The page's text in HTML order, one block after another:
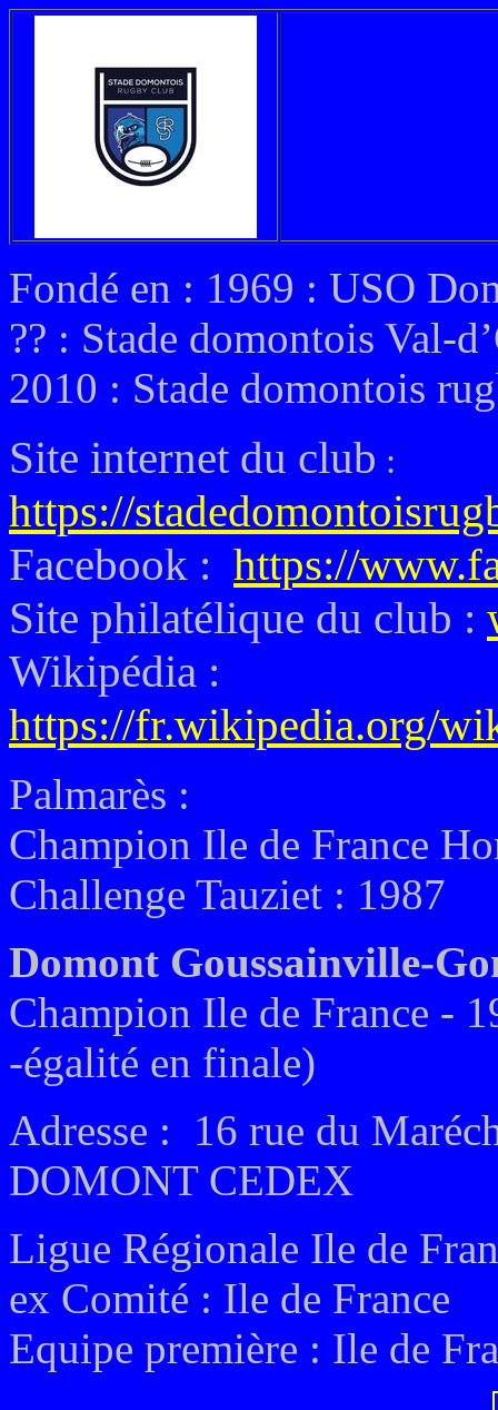
Fondé en : 1969 : USO
?? : Stade domontois Val-
2010 : Stade domontois
Site internet du club :
https://
Facebook : https://
Site philatélique du club :
Wikipédia :
https://fr.wikipedia.org/
Palmarès :
Champion Ile de France
Challenge Tauziet : 1987
Domont Goussainville-
Champion Ile de France -
-égalité en finale)
Adresse : 16 rue du
DOMONT CEDEX
Ligue Régionale Ile de
ex Comité : Ile de France
Equipe première : Ile de